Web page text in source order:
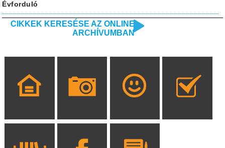
Évforduló
CIKKEK KERESÉSE AZ ONLINE
ARCHÍVUMBAN